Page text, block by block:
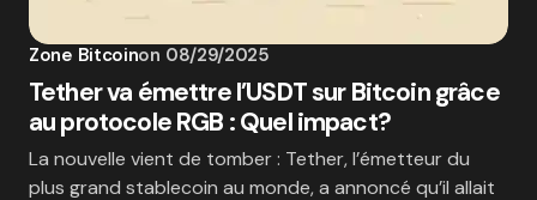
Zone Bitcoinon 08/29/2025
Tether va émettre l’USDT sur Bitcoin grâce
au protocole RGB : Quel impact?
La nouvelle vient de tomber : Tether, l’émetteur du
plus grand stablecoin au monde, a annoncé qu’il allait